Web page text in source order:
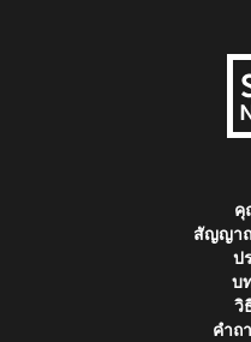
คุ
สัญญา
ป
บ
วิ
คำถ